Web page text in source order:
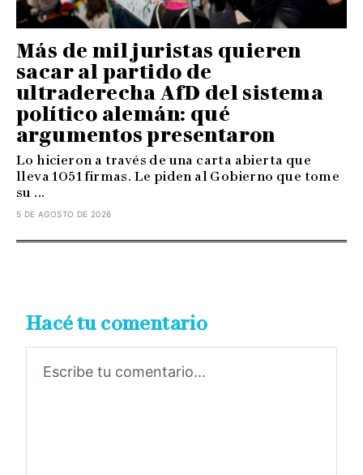
Más de mil juristas quieren
sacar al partido de
ultraderecha AfD del sistema
político alemán: qué
argumentos presentaron
Lo hicieron a través de una carta abierta que
lleva 1051 firmas. Le piden al Gobierno que tome
su ...
5 DE AGOSTO DE 2026
Hacé tu comentario